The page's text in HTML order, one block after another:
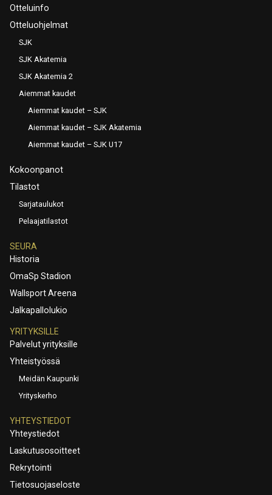
Otteluinfo
Otteluohjelmat
SJK
SJK Akatemia
SJK Akatemia 2
Aiemmat kaudet
Aiemmat kaudet – SJK
Aiemmat kaudet – SJK Akatemia
Aiemmat kaudet – SJK U17
Kokoonpanot
Tilastot
Sarjataulukot
Pelaajatilastot
SEURA
Historia
OmaSp Stadion
Wallsport Areena
Jalkapallolukio
YRITYKSILLE
Palvelut yrityksille
Yhteistyössä
Meidän Kaupunki
Yrityskerho
YHTEYSTIEDOT
Yhteystiedot
Laskutusosoitteet
Rekrytointi
Tietosuojaseloste